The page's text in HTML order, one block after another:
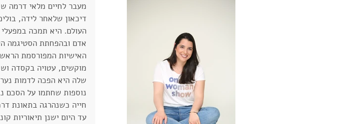
דיכאון שלאחר לידה,
העולם. היא תמכה
אדם ובהפחתת הסטיגמה
האישיות המפורסמת
מוקשים, עטויה בקסדה
שלה היא הפכה לדמות
נוספות שחתמו על הסכם
חייה כשנהרגה בתאונת
עד היום ישנן תיאוריות